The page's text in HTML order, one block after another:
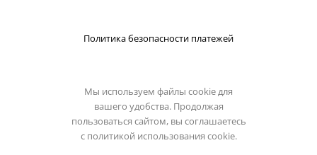
Политика безопасности платежей
Мы используем файлы cookie для
вашего удобства. Продолжая
пользоваться сайтом, вы соглашаетесь
с политикой использования cookie.